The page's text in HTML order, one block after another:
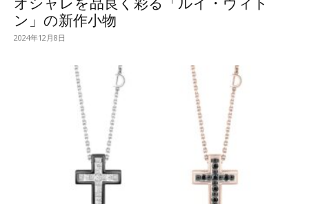
ン」の新作小物
2024年12月8日